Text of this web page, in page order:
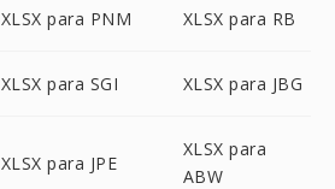
XLSX para PNM XLSX para RB
XLSX para SGI XLSX para JBG
XLSX para JPE
XLSX para
ABW